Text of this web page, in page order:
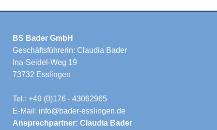
BS Bader GmbH
Geschäftsführerin: Claudia Bader
Ina-Seidel-Weg 19
73732 Esslingen
Tel.: +49 (0)176 - 43062965
E-Mail: info@bader-esslingen.de
Ansprechpartner: Claudia Bader